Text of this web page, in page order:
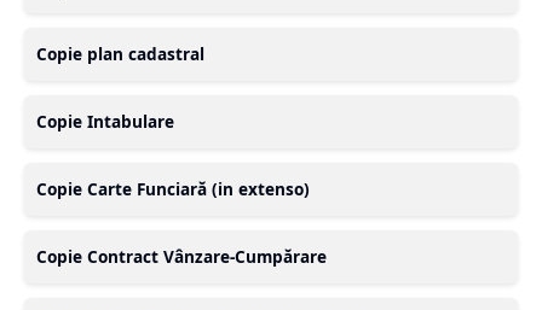
Copie plan cadastral
Copie Intabulare
Copie Carte Funciară (in extenso)
Copie Contract Vânzare-Cumpărare